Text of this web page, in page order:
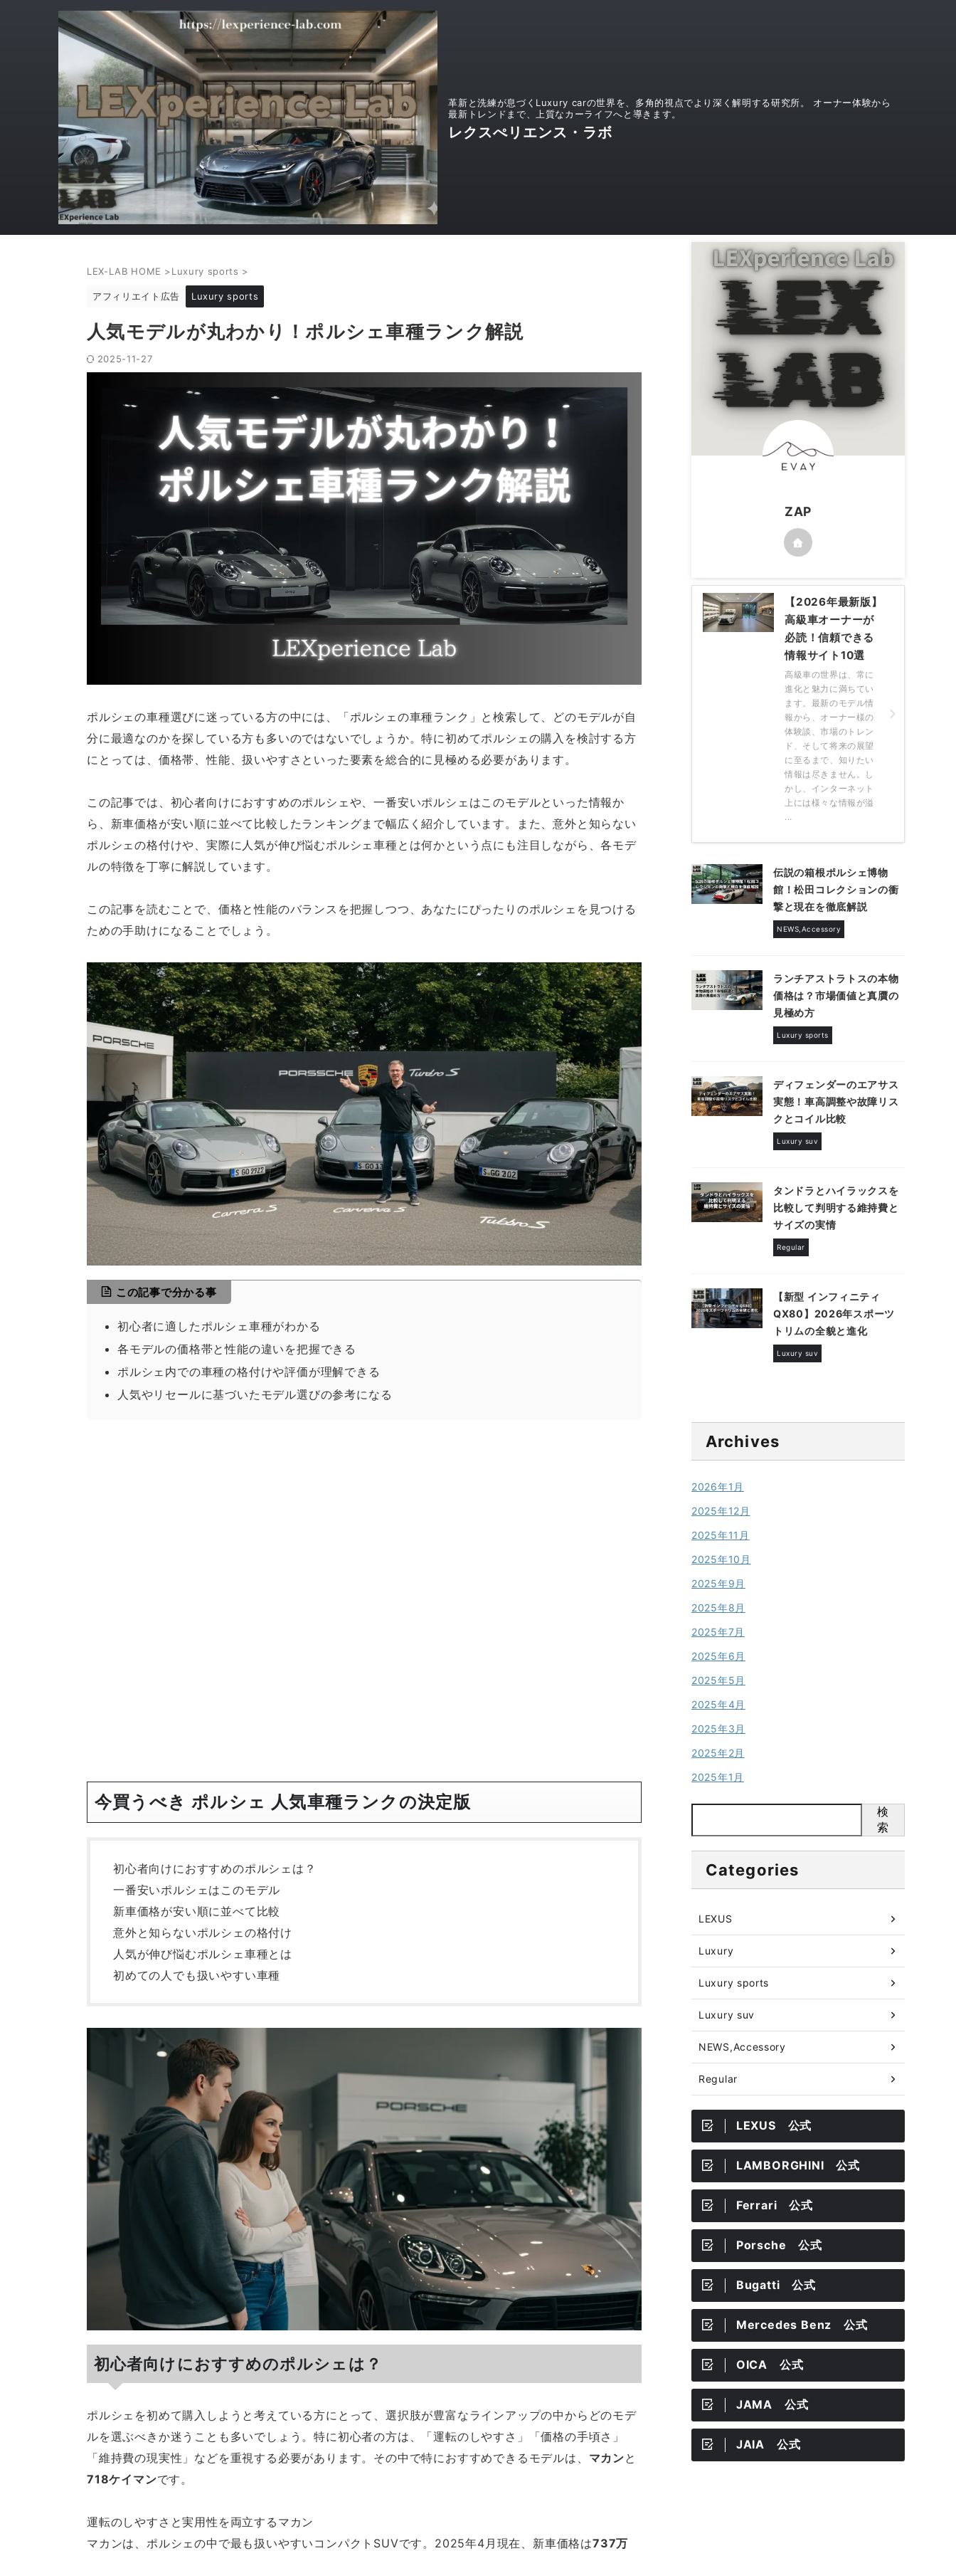
革新と洗練が息づくLuxury carの世界を、多角的視点でより深く解明する研究所。 オーナー体験から
最新トレンドまで、上質なカーライフへと導きます。
レクスぺリエンス・ラボ
LEX-LAB HOME >Luxury sports >
アフィリエイト広告 Luxury sports
人気モデルが丸わかり！ポルシェ車種ランク解説
2025-11-27
ポルシェの車種選びに迷っている方の中には、「ポルシェの車種ランク」と検索して、どのモデルが自
分に最適なのかを探している方も多いのではないでしょうか。特に初めてポルシェの購入を検討する方
にとっては、価格帯、性能、扱いやすさといった要素を総合的に見極める必要があります。
この記事では、初心者向けにおすすめのポルシェや、一番安いポルシェはこのモデルといった情報か
ら、新車価格が安い順に並べて比較したランキングまで幅広く紹介しています。また、意外と知らない
ポルシェの格付けや、実際に人気が伸び悩むポルシェ車種とは何かという点にも注目しながら、各モデ
ルの特徴を丁寧に解説しています。
この記事を読むことで、価格と性能のバランスを把握しつつ、あなたにぴったりのポルシェを見つける
ための手助けになることでしょう。
この記事で分かる事
初心者に適したポルシェ車種がわかる
各モデルの価格帯と性能の違いを把握できる
ポルシェ内での車種の格付けや評価が理解できる
人気やリセールに基づいたモデル選びの参考になる
今買うべき ポルシェ 人気車種ランクの決定版
初心者向けにおすすめのポルシェは？
一番安いポルシェはこのモデル
新車価格が安い順に並べて比較
意外と知らないポルシェの格付け
人気が伸び悩むポルシェ車種とは
初めての人でも扱いやすい車種
初心者向けにおすすめのポルシェは？
ポルシェを初めて購入しようと考えている方にとって、選択肢が豊富なラインアップの中からどのモデ
ルを選ぶべきか迷うことも多いでしょう。特に初心者の方は、「運転のしやすさ」「価格の手頃さ」
「維持費の現実性」などを重視する必要があります。その中で特におすすめできるモデルは、 マカンと
718ケイマンです。
運転のしやすさと実用性を両立するマカン
マカンは、ポルシェの中で最も扱いやすいコンパクトSUVです。2025年4月現在、新車価格は737万
ZAP
【2026年最新版】
高級車オーナーが
必読！信頼できる
情報サイト10選
高級車の世界は、常に
進化と魅力に満ちてい
ます。最新のモデル情
報から、オーナー様の
体験談、市場のトレン
ド、そして将来の展望
に至るまで、知りたい
情報は尽きません。し
かし、インターネット
上には様々な情報が溢
...
伝説の箱根ポルシェ博物
館！松田コレクションの衝
撃と現在を徹底解説
NEWS,Accessory
ランチアストラトスの本物
価格は？市場価値と真贋の
見極め方
Luxury sports
ディフェンダーのエアサス
実態！車高調整や故障リス
クとコイル比較
Luxury suv
タンドラとハイラックスを
比較して判明する維持費と
サイズの実情
Regular
【新型 インフィニティ
QX80】2026年スポーツ
トリムの全貌と進化
Luxury suv
Archives
2026年1月
2025年12月
2025年11月
2025年10月
2025年9月
2025年8月
2025年7月
2025年6月
2025年5月
2025年4月
2025年3月
2025年2月
2025年1月
検
索
Categories
LEXUS
Luxury
Luxury sports
Luxury suv
NEWS,Accessory
Regular
LEXUS 公式
LAMBORGHINI 公式
Ferrari 公式
Porsche 公式
Bugatti 公式
Mercedes Benz 公式
OICA 公式
JAMA 公式
JAIA 公式